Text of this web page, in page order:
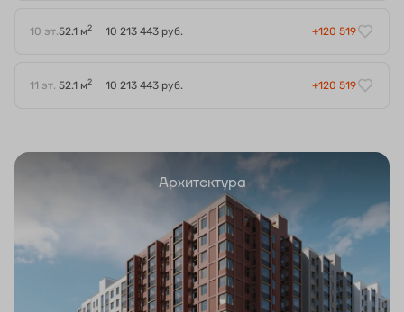
10 эт.52.1 м2 10 213 443 руб. +120 519
11 эт. 52.1 м2 10 213 443 руб. +120 519
Архитектура